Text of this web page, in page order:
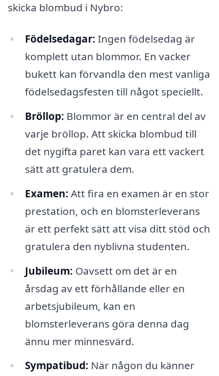
skicka blombud i Nybro:
Födelsedagar: Ingen födelsedag är
komplett utan blommor. En vacker
bukett kan förvandla den mest vanliga
födelsedagsfesten till något speciellt.
Bröllop: Blommor är en central del av
varje bröllop. Att skicka blombud till
det nygifta paret kan vara ett vackert
sätt att gratulera dem.
Examen: Att fira en examen är en stor
prestation, och en blomsterleverans
är ett perfekt sätt att visa ditt stöd och
gratulera den nyblivna studenten.
Jubileum: Oavsett om det är en
årsdag av ett förhållande eller en
arbetsjubileum, kan en
blomsterleverans göra denna dag
ännu mer minnesvärd.
Sympatibud: När någon du känner